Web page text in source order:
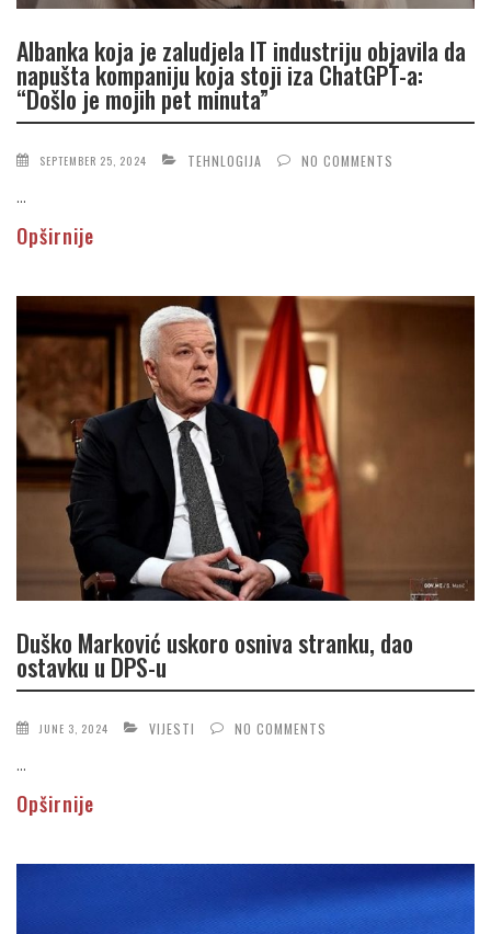
Albanka koja je zaludjela IT industriju objavila da
napušta kompaniju koja stoji iza ChatGPT-a:
“Došlo je mojih pet minuta”
SEPTEMBER 25, 2024 TEHNLOGIJA NO COMMENTS
...
Opširnije
Duško Marković uskoro osniva stranku, dao
ostavku u DPS-u
JUNE 3, 2024 VIJESTI NO COMMENTS
...
Opširnije